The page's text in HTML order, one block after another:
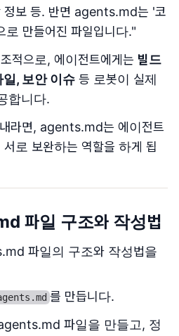
정보 등. 반면 agents.md는 '코
로 만들어진 파일입니다."
적으로, 에이전트에게는 빌드
, 보안 이슈 등 로봇이 실제
합니다.
라면, agents.md는 에이전트
로 보완하는 역할을 하게 됩
파일 구조와 작성법
파일의 구조와 작성법을
를 만듭니다.
파일을 만들고, 정